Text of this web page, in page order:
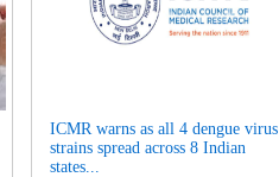
ICMR warns as all 4 dengue virus
strains spread across 8 Indian
states...